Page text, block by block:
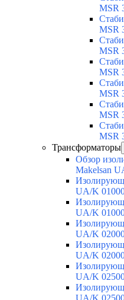
MSR
MSR
MSR
MSR
MSR
MSR
MSR
Трансформаторы
Обзор
Makelsan
UA/K
UA/K
UA/K
UA/K
UA/K
UA/K